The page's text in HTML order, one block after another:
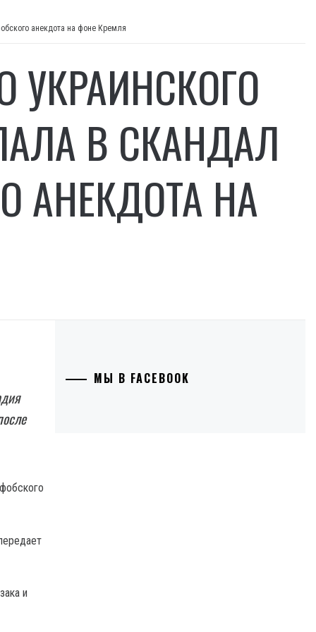
анекдота на фоне Кремля
УКРАИНСКОГО
В СКАНДАЛ
АНЕКДОТА НА
и
МЫ В FACEBOOK